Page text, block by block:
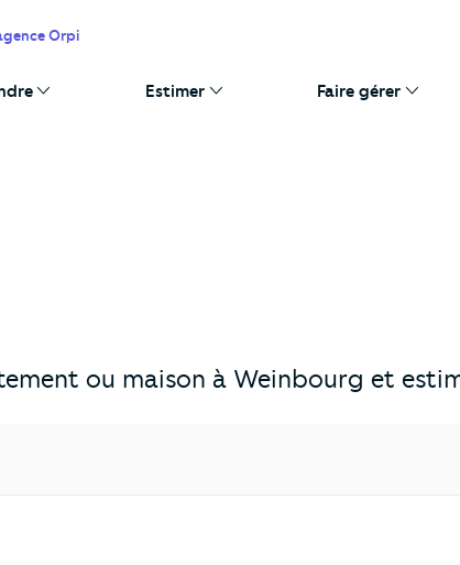
Orpi
Estimer Faire gérer
ou maison à Weinbourg et